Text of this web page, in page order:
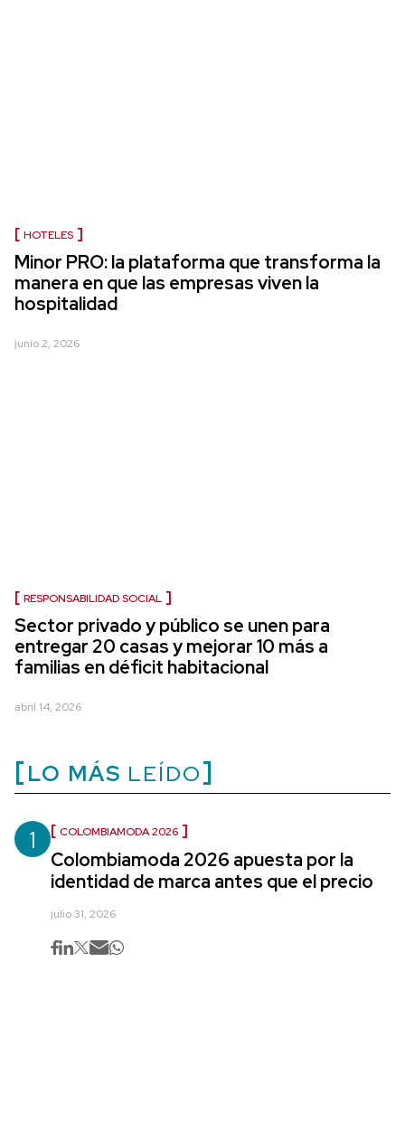
HOTELES
Minor PRO: la plataforma que transforma la
manera en que las empresas viven la
hospitalidad
junio 2, 2026
RESPONSABILIDAD SOCIAL
Sector privado y público se unen para
entregar 20 casas y mejorar 10 más a
familias en déficit habitacional
abril 14, 2026
LO MÁS LEÍDO
1 COLOMBIAMODA 2026
Colombiamoda 2026 apuesta por la
identidad de marca antes que el precio
julio 31, 2026